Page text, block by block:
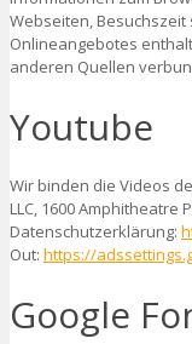
Webseiten,
Onlineangebotes
anderen Quellen
Youtube
Wir binden die Videos
LLC, 1600 Amphitheatre
Datenschutzerklärung:
Out: https://
Google